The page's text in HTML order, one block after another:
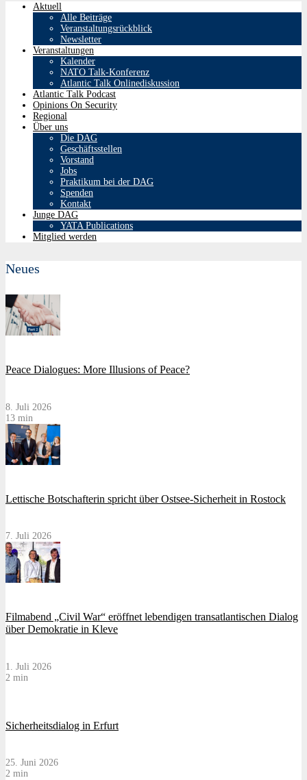
Aktuell
Alle Beiträge
Veranstaltungsrückblick
Newsletter
Veranstaltungen
Kalender
NATO Talk-Konferenz
Atlantic Talk Onlinediskussion
Atlantic Talk Podcast
Opinions On Security
Regional
Über uns
Die DAG
Geschäftsstellen
Vorstand
Jobs
Praktikum bei der DAG
Spenden
Kontakt
Junge DAG
YATA Publications
Mitglied werden
Neues
Peace Dialogues: More Illusions of Peace?
8. Juli 2026
13 min
Lettische Botschafterin spricht über Ostsee-Sicherheit in Rostock
7. Juli 2026
Filmabend „Civil War“ eröffnet lebendigen transatlantischen Dialog
über Demokratie in Kleve
1. Juli 2026
2 min
Sicherheitsdialog in Erfurt
25. Juni 2026
2 min